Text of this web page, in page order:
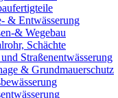
& Entwässerung
& Wegebau
Schächte
Straßenentwässerung
& Grundmauerschutz